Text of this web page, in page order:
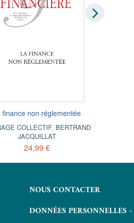
finance non réglementée
COLLECTIF, BERTRAND
JACQUILLAT
24,99 €
monde 2013
NOUS CONTACTER
DONNÉES PERSONNELLES